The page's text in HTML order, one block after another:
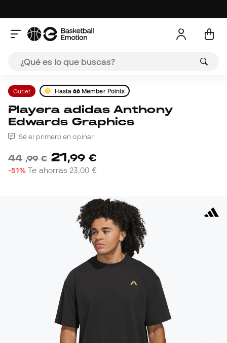
Outlet Hasta 66 Member Points
Playera adidas Anthony
Edwards Graphics
Sé el primero en opinar
44,99 € 21,99 €
-51% Te ahorras 23,00 €